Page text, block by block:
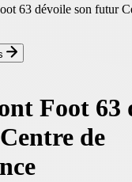
63 dévoile son futur
Foot 63
de